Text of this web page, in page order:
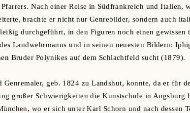
Nach einer Reise in Südfrankreich und Italien,
brachte er nicht nur Genrebilder, sondern auch
durchgeführt, in den Figuren noch einen gewissen
Landwehrmanns und in seinen neuesten Bildern:
Bruder Polynikes auf dem Schlachtfeld sucht (1879).
Genremaler, geb. 1824 zu Landshut, konnte, da er für
großer Schwierigkeiten die Kunstschule in Augsburg
wo er sich unter Karl Schorn und nach dessen